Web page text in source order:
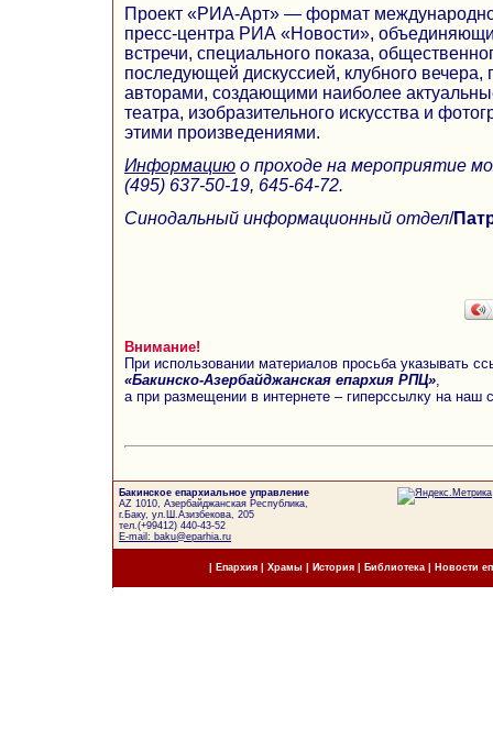
Проект «РИА-Арт» — формат
пресс-центра РИА «Новости»,
встречи, специального показа,
последующей дискуссией, клубного
авторами, создающими наиболее
театра, изобразительного искусства и
этими произведениями.
Информацию о проходе на мероприятие
(495) 637-50-19, 645-64-72.
Синодальный информационный отдел/
Внимание!
При использовании материалов просьба указывать
«Бакинско-Азербайджанская епархия РПЦ»
а при размещении в интернете – гиперссылку на наш
Бакинское епархиальное управление
AZ 1010, Азербайджанская Республика,
г.Баку, ул.Ш.Азизбекова, 205
тел.(+99412) 440-43-52
E-mail: baku@eparhia.ru
Епархия| Храмы История| Библиотека Новости